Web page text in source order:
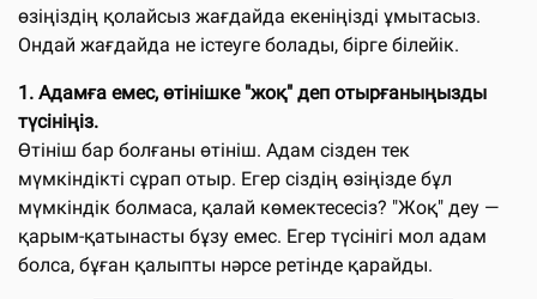
өзіңіздің қолайсыз жағдайда екеніңізді ұмытасыз.
Ондай жағдайда не істеуге болады, бірге білейік.
1. Адамға емес, өтінішке "жоқ" деп отырғаныңызды
түсініңіз.
Өтініш бар болғаны өтініш. Адам сізден тек
мүмкіндікті сұрап отыр. Егер сіздің өзіңізде бұл
мүмкіндік болмаса, қалай көмектесесіз? "Жоқ" деу —
қарым-қатынасты бұзу емес. Егер түсінігі мол адам
болса, бұған қалыпты нәрсе ретінде қарайды.